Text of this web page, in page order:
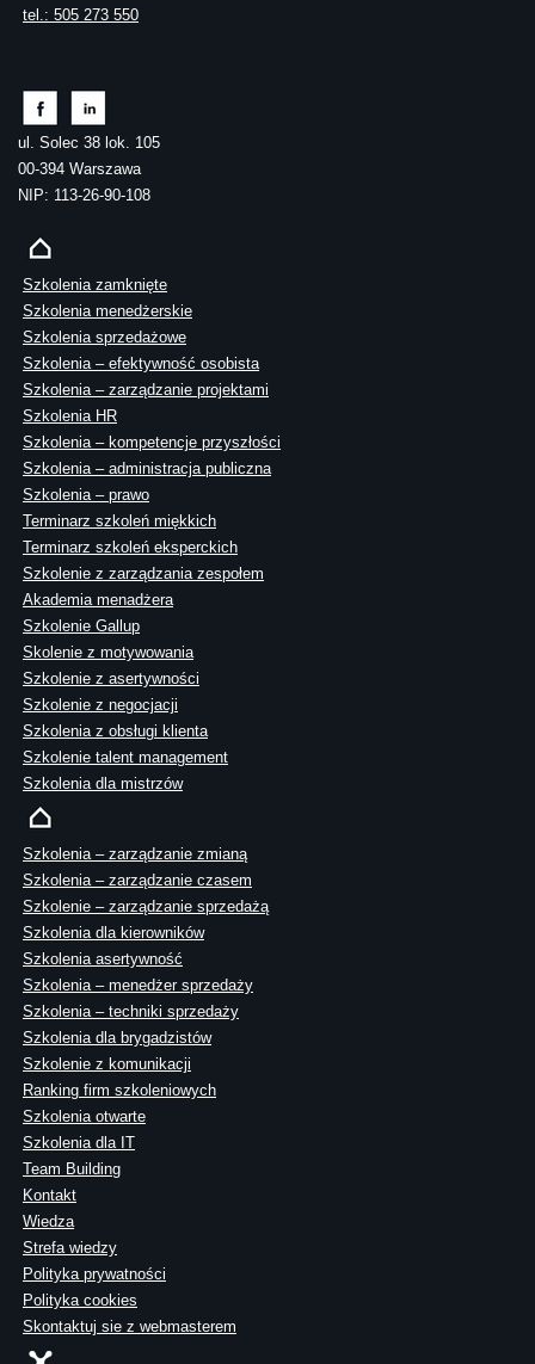
tel.: 505 273 550
ul. Solec 38 lok. 105
00-394 Warszawa
NIP: 113-26-90-108
Szkolenia zamknięte
Szkolenia menedżerskie
Szkolenia sprzedażowe
Szkolenia – efektywność osobista
Szkolenia – zarządzanie projektami
Szkolenia HR
Szkolenia – kompetencje przyszłości
Szkolenia – administracja publiczna
Szkolenia – prawo
Terminarz szkoleń miękkich
Terminarz szkoleń eksperckich
Szkolenie z zarządzania zespołem
Akademia menadżera
Szkolenie Gallup
Skolenie z motywowania
Szkolenie z asertywności
Szkolenie z negocjacji
Szkolenia z obsługi klienta
Szkolenie talent management
Szkolenia dla mistrzów
Szkolenia – zarządzanie zmianą
Szkolenia – zarządzanie czasem
Szkolenie – zarządzanie sprzedażą
Szkolenia dla kierowników
Szkolenia asertywność
Szkolenia – menedżer sprzedaży
Szkolenia – techniki sprzedaży
Szkolenia dla brygadzistów
Szkolenie z komunikacji
Ranking firm szkoleniowych
Szkolenia otwarte
Szkolenia dla IT
Team Building
Kontakt
Wiedza
Strefa wiedzy
Polityka prywatności
Polityka cookies
Skontaktuj sie z webmasterem